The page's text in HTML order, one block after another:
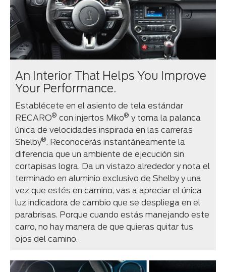
An Interior That Helps You Improve
Your Performance.
Establécete en el asiento de tela estándar
RECARO® con injertos Miko® y toma la palanca
única de velocidades inspirada en las carreras
Shelby®. Reconocerás instantáneamente la
diferencia que un ambiente de ejecución sin
cortapisas logra. Da un vistazo alrededor y nota el
terminado en aluminio exclusivo de Shelby y una
vez que estés en camino, vas a apreciar el única
luz indicadora de cambio que se despliega en el
parabrisas. Porque cuando estás manejando este
carro, no hay manera de que quieras quitar tus
ojos del camino.